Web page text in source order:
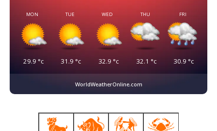
MON
29.9 °c
TUE
31.9 °c
WED
32.9 °c
THU
32.1 °c
FRI
30.9 °c
WorldWeatherOnline.com